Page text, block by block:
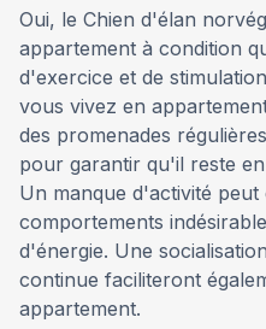
Oui, le Chien d'élan
appartement à condition
d'exercice et de
vous vivez en
des promenades
pour garantir qu'il reste
Un manque d'activité peut
comportements
d'énergie. Une
continue faciliteront
appartement.